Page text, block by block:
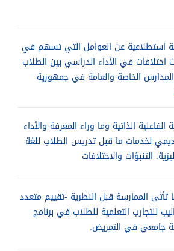
استطلاعية عن العوامل التي تسهم في
في الأداء الدراسي بين الطلاب
الخاصة والعامة في جمهورية
الفاعلية الذاتية وما وراء المعرفة والأداء
لخدمات ما قبل تدريس الطلاب للغة
التنبؤات والاختلافات
تأتى الممارسة قبل النظرية -تقييم متعدد
للتجارب التعلمية للطلاب في برنامج
جامعي في التمريض.